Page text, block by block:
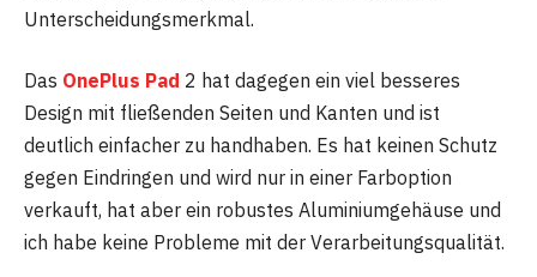
Unterscheidungsmerkmal.
Das OnePlus Pad 2 hat dagegen ein viel besseres
Design mit fließenden Seiten und Kanten und ist
deutlich einfacher zu handhaben. Es hat keinen Schutz
gegen Eindringen und wird nur in einer Farboption
verkauft, hat aber ein robustes Aluminiumgehäuse und
ich habe keine Probleme mit der Verarbeitungsqualität.